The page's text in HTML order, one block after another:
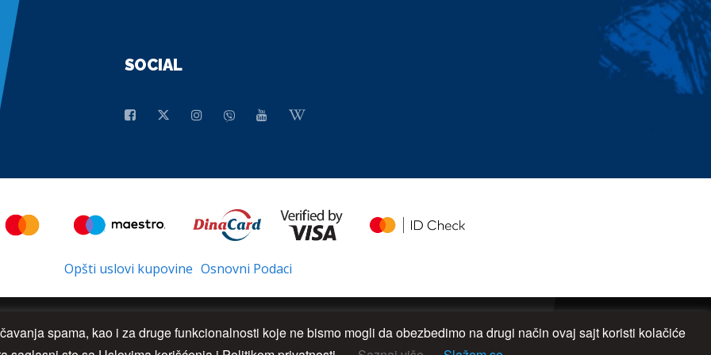
SOCIAL
Opšti uslovi kupovine Osnovni Podaci
UP
spama, kao i za druge funkcionalnosti koje ne bismo mogli da obezbedimo na drugi način ovaj sajt koristi kolačiće